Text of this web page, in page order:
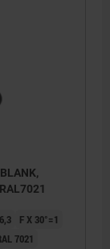
F X 30°=1
7021